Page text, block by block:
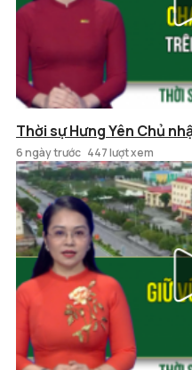
Thời sự Hưng Yên Chủ
6 ngày trước 447 lượt xem